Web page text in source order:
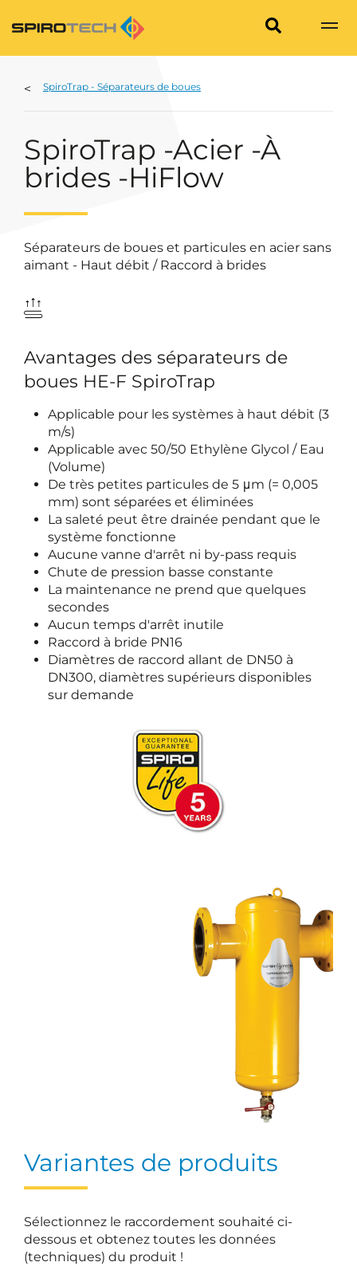
SpiroTrap - Séparateurs de boues
SpiroTrap -Acier -À
brides -HiFlow
Séparateurs de boues et particules en acier sans
aimant - Haut débit / Raccord à brides
Avantages des séparateurs de
boues HE-F SpiroTrap
Applicable pour les systèmes à haut débit (3
m/s)
Applicable avec 50/50 Ethylène Glycol / Eau
(Volume)
De très petites particules de 5 μm (= 0,005
mm) sont séparées et éliminées
La saleté peut être drainée pendant que le
système fonctionne
Aucune vanne d'arrêt ni by-pass requis
Chute de pression basse constante
La maintenance ne prend que quelques
secondes
Aucun temps d'arrêt inutile
Raccord à bride PN16
Diamètres de raccord allant de DN50 à
DN300, diamètres supérieurs disponibles
sur demande
Variantes de produits
Sélectionnez le raccordement souhaité ci-
dessous et obtenez toutes les données
(techniques) du produit !